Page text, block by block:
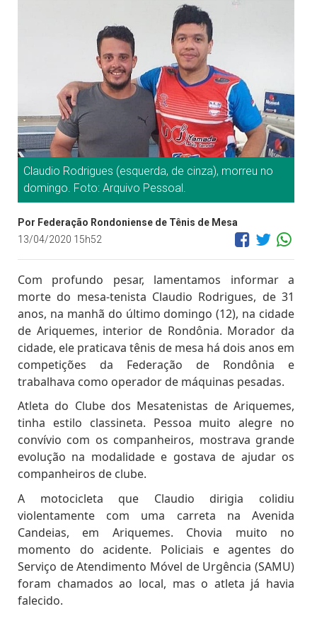
Claudio Rodrigues (esquerda, de cinza), morreu no
domingo. Foto: Arquivo Pessoal.
Por Federação Rondoniense de Tênis de Mesa
13/04/2020 15h52
Com profundo pesar, lamentamos informar a
morte do mesa-tenista Claudio Rodrigues, de 31
anos, na manhã do último domingo (12), na cidade
de Ariquemes, interior de Rondônia. Morador da
cidade, ele praticava tênis de mesa há dois anos em
competições da Federação de Rondônia e
trabalhava como operador de máquinas pesadas.
Atleta do Clube dos Mesatenistas de Ariquemes,
tinha estilo classineta. Pessoa muito alegre no
convívio com os companheiros, mostrava grande
evolução na modalidade e gostava de ajudar os
companheiros de clube.
A motocicleta que Claudio dirigia colidiu
violentamente com uma carreta na Avenida
Candeias, em Ariquemes. Chovia muito no
momento do acidente. Policiais e agentes do
Serviço de Atendimento Móvel de Urgência (SAMU)
foram chamados ao local, mas o atleta já havia
falecido.